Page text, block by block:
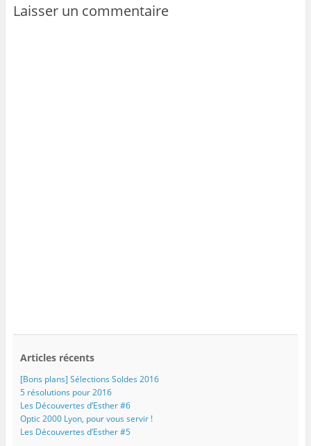
Laisser un commentaire
Articles récents
[Bons plans] Sélections Soldes 2016
5 résolutions pour 2016
Les Découvertes d’Esther #6
Optic 2000 Lyon, pour vous servir !
Les Découvertes d’Esther #5